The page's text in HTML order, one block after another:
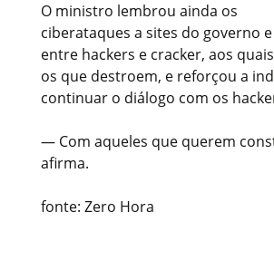
O ministro lembrou ainda os
ciberataques a sites do governo
entre hackers e cracker, aos
os que destroem, e reforçou a
continuar o diálogo com os
— Com aqueles que querem
afirma.
fonte: Zero Hora